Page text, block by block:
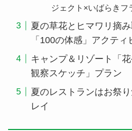
ジェクト×いばらきフ
夏の草花とヒマワリ摘
「100の体感」アクティ
キャンプ＆リゾート「
観察スケッチ」プラン
夏のレストランはお祭
レイ